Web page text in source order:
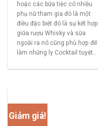
hoặc các bữa tiệc có nhiều
phụ nữ tham gia đó là một
điều đặc biệt đó là sự kết hợp
giữa rượu Whisky và sữa
ngoài ra nó cũng phù hợp để
làm những ly Cocktail tuyệt..
Giảm giá!